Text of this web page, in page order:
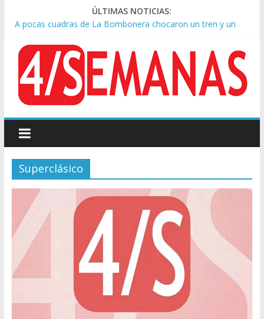
ÚLTIMAS NOTICIAS:
A pocas cuadras de La Bombonera chocaron un tren y un
Día de San Cayetano: masiva marcha a Plaza de Mayo de
sindicatos y organizaciones sociales
Pesar por la muerte de Leandro Rud, histórico representante
y conductor de TV
Tras la aprobación de la ley de propiedad privada, Bullrich
Causa AFA: el juez Amarante calificó de “ficción judicial” el
traslado del expediente a Campana
Superclásico